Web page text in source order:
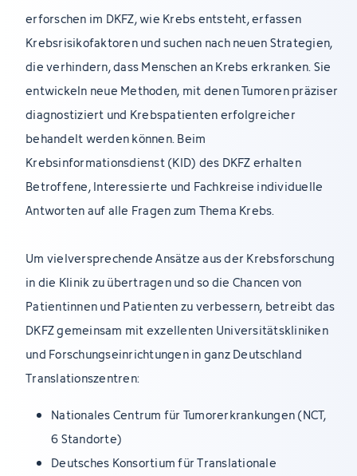
erforschen im DKFZ, wie Krebs entsteht, erfassen
Krebsrisikofaktoren und suchen nach neuen Strategien,
die verhindern, dass Menschen an Krebs erkranken. Sie
entwickeln neue Methoden, mit denen Tumoren präziser
diagnostiziert und Krebspatienten erfolgreicher
behandelt werden können. Beim
Krebsinformationsdienst (KID) des DKFZ erhalten
Betroffene, Interessierte und Fachkreise individuelle
Antworten auf alle Fragen zum Thema Krebs.
Um vielversprechende Ansätze aus der Krebsforschung
in die Klinik zu übertragen und so die Chancen von
Patientinnen und Patienten zu verbessern, betreibt das
DKFZ gemeinsam mit exzellenten Universitätskliniken
und Forschungseinrichtungen in ganz Deutschland
Translationszentren:
Nationales Centrum für Tumorerkrankungen (NCT,
6 Standorte)
Deutsches Konsortium für Translationale